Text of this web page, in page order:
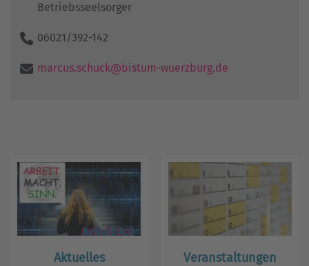
Betriebsseelsorger
06021/392-142
marcus.schuck@bistum-wuerzburg.de
Aktuelles Veranstaltungen